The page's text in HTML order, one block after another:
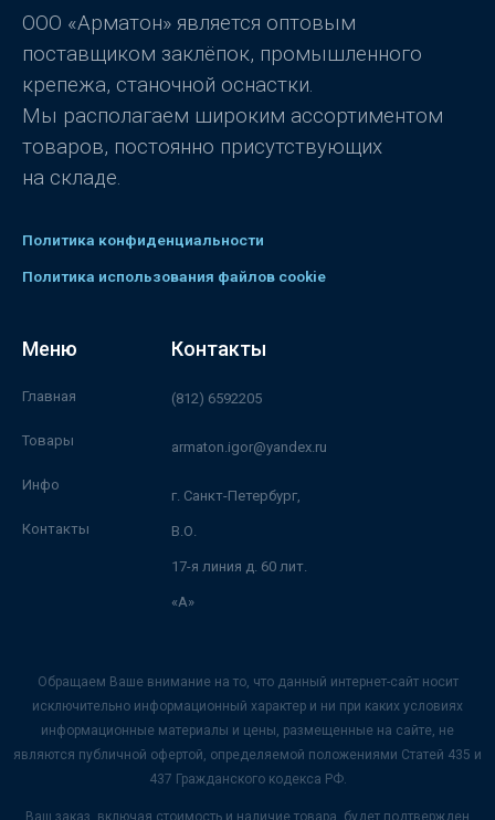
ООО «Арматон» является оптовым
поставщиком заклёпок, промышленного
крепежа, станочной оснастки.
Мы располагаем широким ассортиментом
товаров, постоянно присутствующих
на складе.
Политика конфиденциальности
Политика использования файлов cookie
Меню
Главная
Товары
Инфо
Контакты
Контакты
(812) 6592205
armaton.igor@yandex.ru
г. Санкт-Петербург,
В.О.
17-я линия д. 60 лит.
«А»
Обращаем Ваше внимание на то, что данный интернет-сайт носит
исключительно информационный характер и ни при каких условиях
информационные материалы и цены, размещенные на сайте, не
являются публичной офертой, определяемой положениями Статей 435 и
437 Гражданского кодекса РФ.